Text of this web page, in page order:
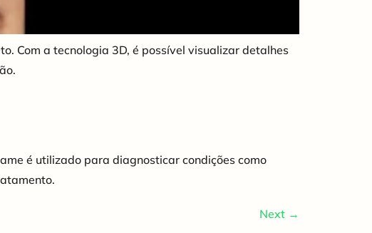
Com a tecnologia 3D, é possível visualizar detalhes
é utilizado para diagnosticar condições como
Next →